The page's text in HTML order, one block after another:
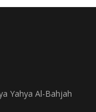
Yahya Al-Bahjah